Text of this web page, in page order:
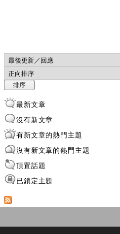
Order by
排序
最新文章
沒有新文章
有新文章的熱門主題
沒有新文章的熱門主題
頂置話題
已鎖定主題